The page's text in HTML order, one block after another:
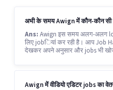
अभी के समय Awign में कौन-कौन सी
Ans: Awign इस समय अलग-अलग
लिए jobियां कर रही है। आप Job
देखकर अपने अनुसार और jobs भी
Awign में वीडियो एडिटर jobs का